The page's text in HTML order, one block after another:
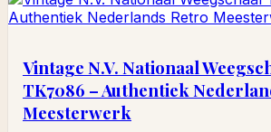
Vintage N.V. Nationaal
TK7086 – Authentiek
Meesterwerk